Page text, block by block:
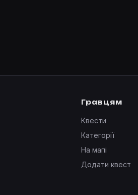
Гравцям
Квести
Категорії
На мапі
Додати квест